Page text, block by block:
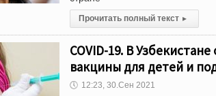
Прочитать полный текст ▸
COVID-19. В
вакцины для детей и
🕔 12:23, 30.Сен 2021